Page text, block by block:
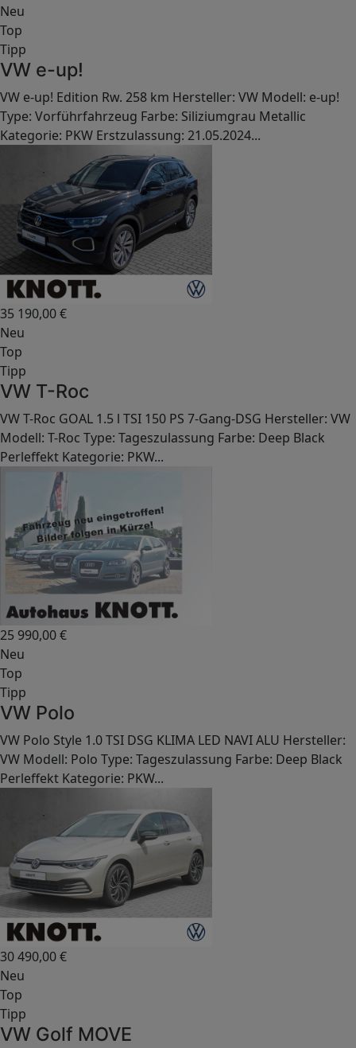
Neu
Top
Tipp
VW e-up!
VW e-up! Edition Rw. 258 km Hersteller: VW Modell: e-up!
Type: Vorführfahrzeug Farbe: Siliziumgrau Metallic
Kategorie: PKW Erstzulassung: 21.05.2024...
35 190,00€
Neu
Top
Tipp
VW T-Roc
VW T-Roc GOAL 1.5 l TSI 150 PS 7-Gang-DSG Hersteller: VW
Modell: T-Roc Type: Tageszulassung Farbe: Deep Black
Perleffekt Kategorie: PKW...
25 990,00€
Neu
Top
Tipp
VW Polo
VW Polo Style 1.0 TSI DSG KLIMA LED NAVI ALU Hersteller:
VW Modell: Polo Type: Tageszulassung Farbe: Deep Black
Perleffekt Kategorie: PKW...
30 490,00€
Neu
Top
Tipp
VW Golf MOVE